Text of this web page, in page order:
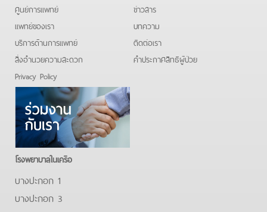
ศูนย์การแพทย์
แพทย์ของเรา
บริการด้านการแพทย์
สิ่งอำนวยความสะดวก
Privacy Policy
ข่าวสาร
บทความ
ติดต่อเรา
คําประกาศสิทธิผู้ป่วย
โรงพยาบาลในเครือ
บางปะกอก 1
บางปะกอก 3